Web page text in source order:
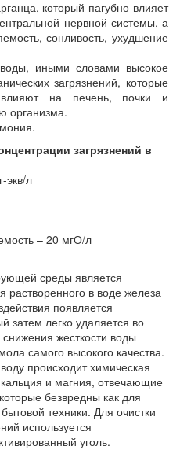
который пагубно влияет
нервной системы, а
сонливость, ухудшение
иными словами высокое
загрязнений, которые
влияют на печень, почки и
организма.
загрязнений в
экв/л
– 20 мгО/л
среды является
растворенного в воде железа
появляется
затем легко удаляется во
жесткости воды
самого высокого качества.
происходит химическая
и магния, отвечающие
безвредны как для
техники. Для очистки
используется
уголь.